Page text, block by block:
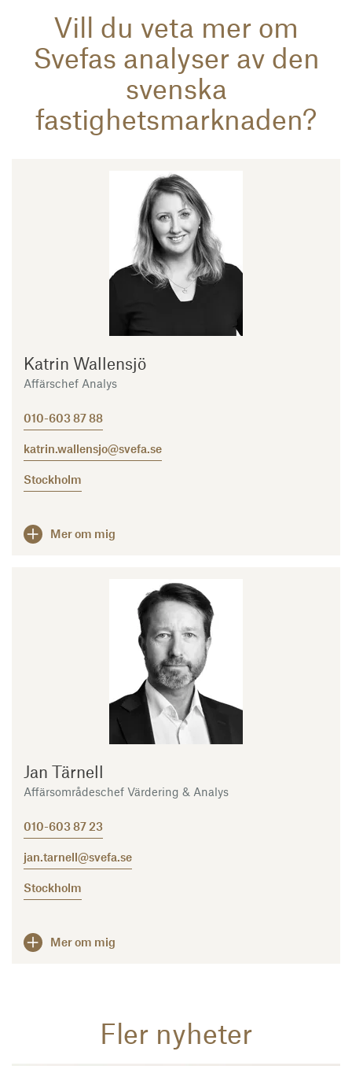
Vill du veta mer om
Svefas analyser av den
svenska
fastighetsmarknaden?
Katrin Wallensjö
Affärschef Analys
010-603 87 88
katrin.wallensjo@svefa.se
Stockholm
Mer om mig
Jan Tärnell
Affärsområdeschef Värdering & Analys
010-603 87 23
jan.tarnell@svefa.se
Stockholm
Mer om mig
Fler nyheter